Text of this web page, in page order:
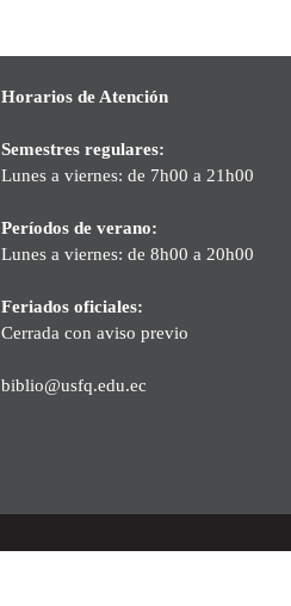
Horarios de Atención
Semestres regulares:
Lunes a viernes: de 7h00 a 21h00
Períodos de verano:
Lunes a viernes: de 8h00 a 20h00
Feriados oficiales:
Cerrada con aviso previo
biblio@usfq.edu.ec